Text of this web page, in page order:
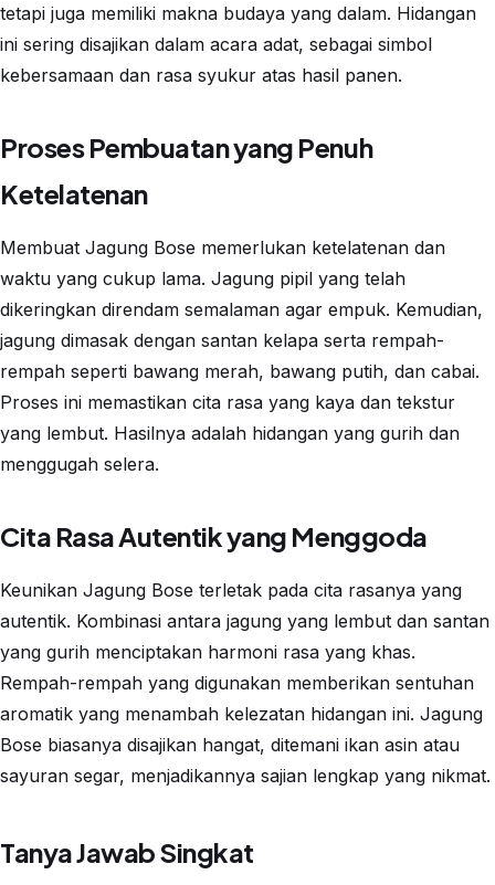
tetapi juga memiliki makna budaya yang dalam. Hidangan
ini sering disajikan dalam acara adat, sebagai simbol
kebersamaan dan rasa syukur atas hasil panen.
Proses Pembuatan yang Penuh
Ketelatenan
Membuat Jagung Bose memerlukan ketelatenan dan
waktu yang cukup lama. Jagung pipil yang telah
dikeringkan direndam semalaman agar empuk. Kemudian,
jagung dimasak dengan santan kelapa serta rempah-
rempah seperti bawang merah, bawang putih, dan cabai.
Proses ini memastikan cita rasa yang kaya dan tekstur
yang lembut. Hasilnya adalah hidangan yang gurih dan
menggugah selera.
Cita Rasa Autentik yang Menggoda
Keunikan Jagung Bose terletak pada cita rasanya yang
autentik. Kombinasi antara jagung yang lembut dan santan
yang gurih menciptakan harmoni rasa yang khas.
Rempah-rempah yang digunakan memberikan sentuhan
aromatik yang menambah kelezatan hidangan ini. Jagung
Bose biasanya disajikan hangat, ditemani ikan asin atau
sayuran segar, menjadikannya sajian lengkap yang nikmat.
Tanya Jawab Singkat